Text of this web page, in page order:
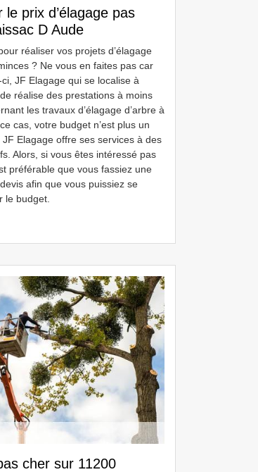
le prix d’élagage pas
D Aude
réaliser vos projets d’élagage
? Ne vous en faites pas car
JF Elagage qui se localise à
réalise des prestations à moins
les travaux d’élagage d’arbre à
cas, votre budget n’est plus un
Elagage offre ses services à des
Alors, si vous êtes intéressé pas
préférable que vous fassiez une
afin que vous puissiez se
le budget.
cher sur 11200